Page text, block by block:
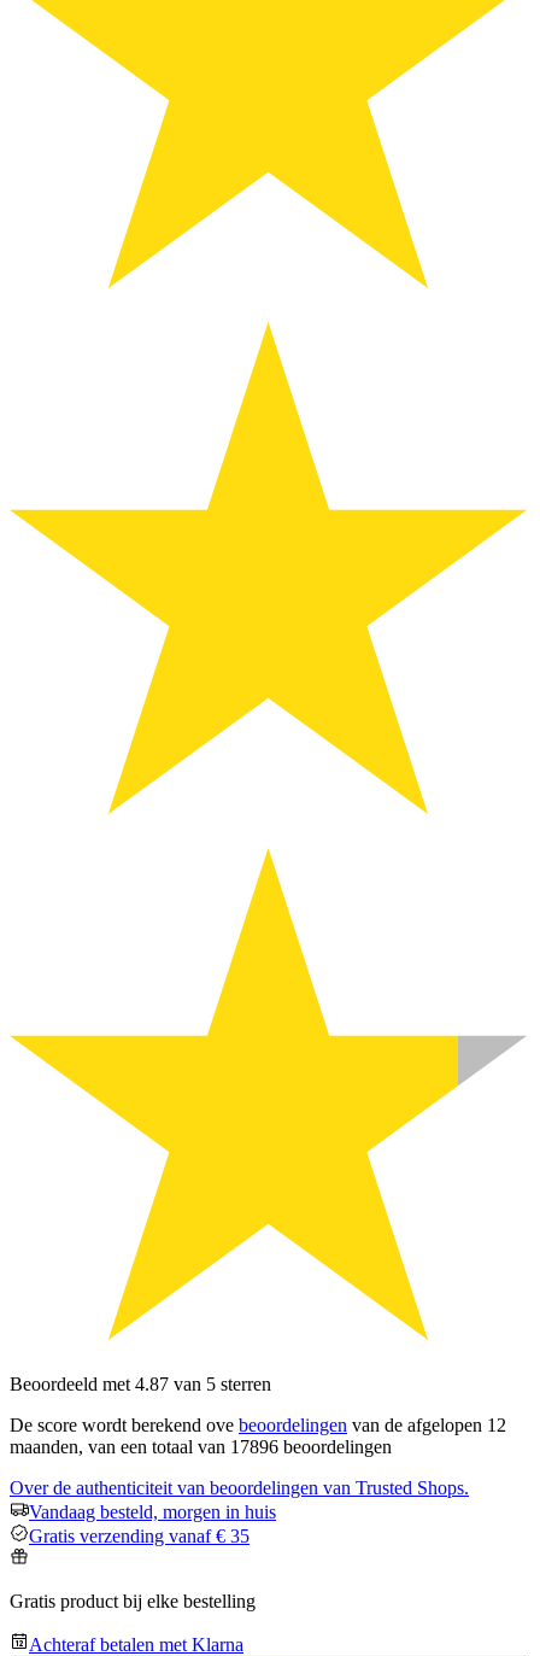
Beoordeeld met 4.87 van 5 sterren
De score wordt berekend ove beoordelingen van de afgelopen 12
maanden, van een totaal van 17896 beoordelingen
Over de authenticiteit van beoordelingen van Trusted Shops.
Vandaag besteld, morgen in huis
Gratis verzending vanaf € 35
Gratis product bij elke bestelling
Achteraf betalen met Klarna